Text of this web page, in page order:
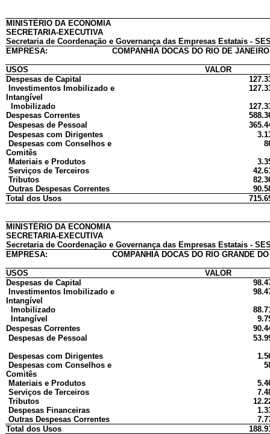
MINISTÉRIO DA ECONOMIA
SECRETARIA-EXECUTIVA
Secretaria de Coordenação e Governança das Empresas Estatais -
EMPRESA:
COMPANHIA DOCAS DO RIO DE
USOS
VALOR
Despesas de Capital
Investimentos Imobilizado e
Intangível
Imobilizado
Despesas Correntes
Despesas de Pessoal
Despesas com Dirigentes
Despesas com Conselhos e
Comitês
Materiais e Produtos
Serviços de Terceiros
Tributos
Outras Despesas Correntes
Total dos Usos
MINISTÉRIO DA ECONOMIA
SECRETARIA-EXECUTIVA
Secretaria de Coordenação e Governança das Empresas Estatais -
EMPRESA:
COMPANHIA DOCAS DO RIO GRANDE
USOS
VALOR
Despesas de Capital
Investimentos Imobilizado e
Intangível
Imobilizado
Intangível
Despesas Correntes
Despesas de Pessoal
Despesas com Dirigentes
Despesas com Conselhos e
Comitês
Materiais e Produtos
Serviços de Terceiros
Tributos
Despesas Financeiras
Outras Despesas Correntes
Total dos Usos